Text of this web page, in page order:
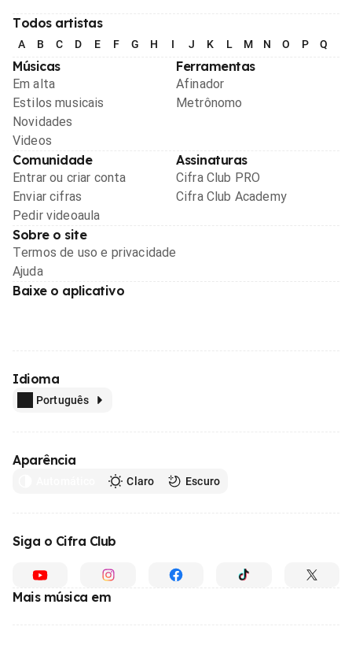
Todos artistas
A B C D E F G H I J K L M N O P Q
Músicas
Em alta
Estilos musicais
Novidades
Videos
Ferramentas
Afinador
Metrônomo
Comunidade
Entrar ou criar conta
Enviar cifras
Pedir videoaula
Assinaturas
Cifra Club PRO
Cifra Club Academy
Sobre o site
Termos de uso e privacidade
Ajuda
Baixe o aplicativo
Idioma
Português
Aparência
Claro Escuro
Siga o Cifra Club
Mais música em